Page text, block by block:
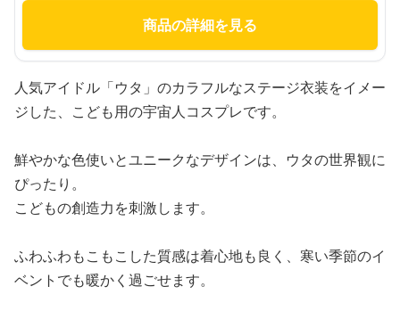
商品の詳細を見る
人気アイドル「ウタ」のカラフルなステージ衣装をイメー
ジした、こども用の宇宙人コスプレです。
鮮やかな色使いとユニークなデザインは、ウタの世界観に
ぴったり。
こどもの創造力を刺激します。
ふわふわもこもこした質感は着心地も良く、寒い季節のイ
ベントでも暖かく過ごせます。